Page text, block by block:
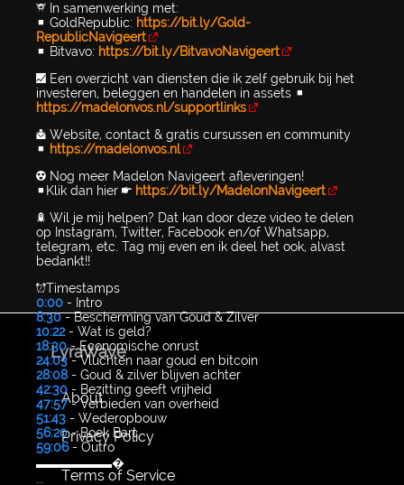
🙌 In samenwerking met:
▪️ GoldRepublic: https://bit.ly/Gold-
RepublicNavigeert
▪️ Bitvavo: https://bit.ly/BitvavoNavigeert
📈 Een overzicht van diensten die ik zelf gebruik bij het
investeren, beleggen en handelen in assets ▪️
https://madelonvos.nl/supportlinks
📩 Website, contact & gratis cursussen en community
▪️ https://madelonvos.nl
😍 Nog meer Madelon Navigeert afleveringen!
▪️Klik dan hier 👉 https://bit.ly/MadelonNavigeert
🚀 Wil je mij helpen? Dat kan door deze video te delen
op Instagram, Twitter, Facebook en/of Whatsapp,
telegram, etc. Tag mij even en ik deel het ook, alvast
bedankt!!
⏰Timestamps
0:00 - Intro
8:30- Bescherming van Goud & Zilver
10:22- Wat is geld?
18:30- Economische onrust
24:03- Vluchten naar goud en bitcoin
28:08- Goud & zilver blijven achter
42:30 - Bezitting geeft vrijheid
47:57- Verbieden van overheid
51:43 - Wederopbouw
56:20- Boek Bart
59:06- Outro
▬▬▬▬▬▬�
...
LyraWave
About
Privacy Policy
Terms of Service